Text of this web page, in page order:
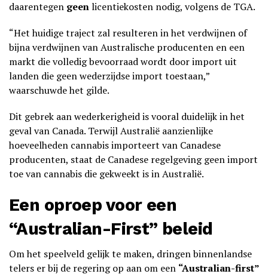
daarentegen geenlicentiekosten nodig, volgens de TGA.
“Het huidige traject zal resulteren in het verdwijnen of
bijna verdwijnen van Australische producenten en een
markt die volledig bevoorraad wordt door import uit
landen die geen wederzijdse import toestaan,”
waarschuwde het gilde.
Dit gebrek aan wederkerigheid is vooral duidelijk in het
geval van Canada. Terwijl Australië aanzienlijke
hoeveelheden cannabis importeert van Canadese
producenten, staat de Canadese regelgeving geen import
toe van cannabis die gekweekt is in Australië.
Een oproep voor een
“Australian-First” beleid
Om het speelveld gelijk te maken, dringen binnenlandse
telers er bij de regering op aan om een “Australian-first”